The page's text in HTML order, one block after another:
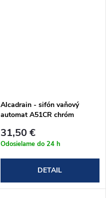
Alcadrain - sifón vaňový
automat A51CR chróm
31,50 €
Odosielame do 24 h
DETAIL